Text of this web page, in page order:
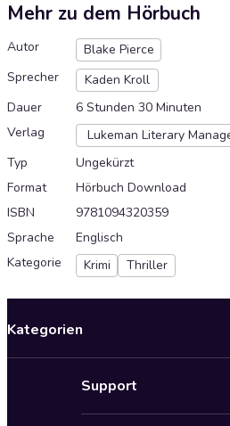
Mehr zu dem Hörbuch
Autor
Blake Pierce
Sprecher
Kaden Kroll
Dauer
6 Stunden 30 Minuten
Verlag
Lukeman Literary
Typ
Ungekürzt
Format
Hörbuch Download
ISBN
9781094320359
Sprache
Englisch
Kategorie
Krimi Thriller
Kategorien
Support